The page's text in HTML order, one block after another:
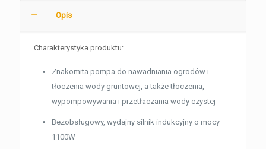
Opis
Charakterystyka produktu:
Znakomita pompa do nawadniania ogrodów i
tłoczenia wody gruntowej, a także tłoczenia,
wypompowywania i przetłaczania wody czystej
Bezobsługowy, wydajny silnik indukcyjny o mocy
1100W